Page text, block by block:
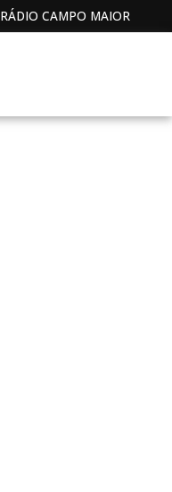
RÁDIO CAMPO MAIOR